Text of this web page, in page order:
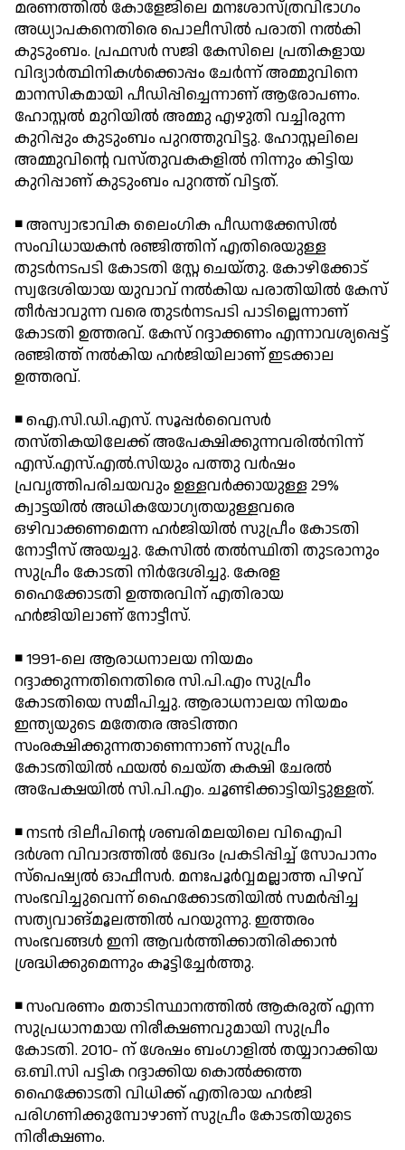
മരണത്തില്‍ കോളേജിലെ മനഃശാസ്ത്രവിഭാഗം
അധ്യാപകനെതിരെ പൊലീസില്‍ പരാതി നല്‍കി
കുടുംബം. പ്രഫസര്‍ സജി കേസിലെ പ്രതികളായ
വിദ്യാര്‍ത്ഥിനികള്‍ക്കൊപ്പം ചേര്‍ന്ന് അമ്മുവിനെ
മാനസികമായി പീഡിപ്പിച്ചെന്നാണ് ആരോപണം.
ഹോസ്റ്റല്‍ മുറിയില്‍ അമ്മു എഴുതി വച്ചിരുന്ന
കുറിപ്പും കുടുംബം പുറത്തുവിട്ടു. ഹോസ്റ്റലിലെ
അമ്മുവിന്റെ വസ്തുവകകളില്‍ നിന്നും കിട്ടിയ
കുറിപ്പാണ് കുടുംബം പുറത്ത് വിട്ടത്.
◾ അസ്വാഭാവിക ലൈംഗിക പീഡനക്കേസില്‍
സംവിധായകന്‍ രഞ്ജിത്തിന് എതിരെയുള്ള
തുടര്‍നടപടി കോടതി സ്റ്റേ ചെയ്തു. കോഴിക്കോട്
സ്വദേശിയായ യുവാവ് നല്‍കിയ പരാതിയില്‍ കേസ്
തീര്‍പ്പാവുന്ന വരെ തുടര്‍നടപടി പാടില്ലെന്നാണ്
കോടതി ഉത്തരവ്. കേസ് റദ്ദാക്കണം എന്നാവശ്യപ്പെട്ട്
രഞ്ജിത്ത് നല്‍കിയ ഹര്‍ജിയിലാണ് ഇടക്കാല
ഉത്തരവ്.
◾ ഐ.സി.ഡി.എസ്. സൂപ്പര്‍വൈസര്‍
തസ്തികയിലേക്ക് അപേക്ഷിക്കുന്നവരില്‍നിന്ന്
എസ്.എസ്.എല്‍.സിയും പത്തു വര്‍ഷം
പ്രവൃത്തിപരിചയവും ഉള്ളവര്‍ക്കായുള്ള 29%
ക്വാട്ടയില്‍ അധികയോഗ്യതയുള്ളവരെ
ഒഴിവാക്കണമെന്ന ഹര്‍ജിയില്‍ സുപ്രീം കോടതി
നോട്ടീസ് അയച്ചു. കേസില്‍ തല്‍സ്ഥിതി തുടരാനും
സുപ്രീം കോടതി നിര്‍ദേശിച്ചു. കേരള
ഹൈക്കോടതി ഉത്തരവിന് എതിരായ
ഹര്‍ജിയിലാണ് നോട്ടീസ്.
◾ 1991-ലെ ആരാധനാലയ നിയമം
റദ്ദാക്കുന്നതിനെതിരെ സി.പി.എം സുപ്രീം
കോടതിയെ സമീപിച്ചു. ആരാധനാലയ നിയമം
ഇന്ത്യയുടെ മതേതര അടിത്തറ
സംരക്ഷിക്കുന്നതാണെന്നാണ് സുപ്രീം
കോടതിയില്‍ ഫയല്‍ ചെയ്ത കക്ഷി ചേരല്‍
അപേക്ഷയില്‍ സി.പി.എം. ചൂണ്ടിക്കാട്ടിയിട്ടുള്ളത്.
◾ നടന്‍ ദിലീപിന്റെ ശബരിമലയിലെ വിഐപി
ദര്‍ശന വിവാദത്തില്‍ ഖേദം പ്രകടിപ്പിച്ച് സോപാനം
സ്‌പെഷ്യല്‍ ഓഫീസര്‍. മനഃപൂര്‍വ്വമല്ലാത്ത പിഴവ്
സംഭവിച്ചുവെന്ന് ഹൈക്കോടതിയില്‍ സമര്‍പ്പിച്ച
സത്യവാങ്മൂലത്തില്‍ പറയുന്നു. ഇത്തരം
സംഭവങ്ങള്‍ ഇനി ആവര്‍ത്തിക്കാതിരിക്കാന്‍
ശ്രദ്ധിക്കുമെന്നും കൂട്ടിച്ചേര്‍ത്തു.
◾ സംവരണം മതാടിസ്ഥാനത്തില്‍ ആകരുത് എന്ന
സുപ്രധാനമായ നിരീക്ഷണവുമായി സുപ്രീം
കോടതി. 2010- ന് ശേഷം ബംഗാളില്‍ തയ്യാറാക്കിയ
ഒ.ബി.സി പട്ടിക റദ്ദാക്കിയ കൊല്‍ക്കത്ത
ഹൈക്കോടതി വിധിക്ക് എതിരായ ഹര്‍ജി
പരിഗണിക്കുമ്പോഴാണ് സുപ്രീം കോടതിയുടെ
നിരീക്ഷണം.